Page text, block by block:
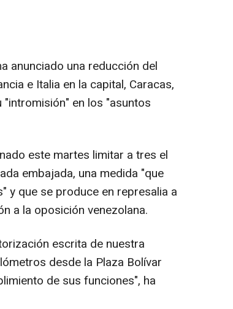
anunciado una reducción del
e Italia en la capital, Caracas,
en los "asuntos
este martes limitar a tres el
embajada, una medida "que
y que se produce en represalia a
a la oposición venezolana.
escrita de nuestra
desde la Plaza Bolívar
de sus funciones", ha